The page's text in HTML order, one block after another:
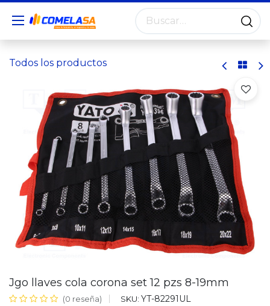
Todos los productos
Jgo llaves cola corona set 12 pzs 8-19mm
(0 reseña) SKU: YT-82291UL